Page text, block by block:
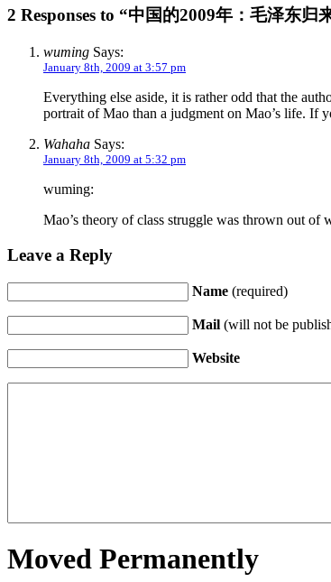
2 Responses to “中国的2009年：毛泽东归
wuming Says:
January 8th, 2009 at 3:57 pm
Everything else aside, it is rather odd that the
portrait of Mao than a judgment on Mao’s life. If
Wahaha Says:
January 8th, 2009 at 5:32 pm
wuming:
Mao’s theory of class struggle was thrown out
Leave a Reply
Name (required)
Mail (will not be
Website
Moved Permanently